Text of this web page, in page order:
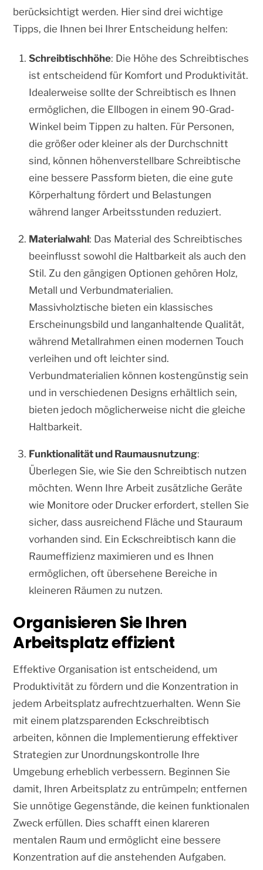
berücksichtigt werden. Hier sind drei wichtige
Tipps, die Ihnen bei Ihrer Entscheidung helfen:
Schreibtischhöhe: Die Höhe des Schreibtisches
ist entscheidend für Komfort und Produktivität.
Idealerweise sollte der Schreibtisch es Ihnen
ermöglichen, die Ellbogen in einem 90-Grad-
Winkel beim Tippen zu halten. Für Personen,
die größer oder kleiner als der Durchschnitt
sind, können höhenverstellbare Schreibtische
eine bessere Passform bieten, die eine gute
Körperhaltung fördert und Belastungen
während langer Arbeitsstunden reduziert.
Materialwahl: Das Material des Schreibtisches
beeinflusst sowohl die Haltbarkeit als auch den
Stil. Zu den gängigen Optionen gehören Holz,
Metall und Verbundmaterialien.
Massivholztische bieten ein klassisches
Erscheinungsbild und langanhaltende Qualität,
während Metallrahmen einen modernen Touch
verleihen und oft leichter sind.
Verbundmaterialien können kostengünstig sein
und in verschiedenen Designs erhältlich sein,
bieten jedoch möglicherweise nicht die gleiche
Haltbarkeit.
Funktionalität und Raumausnutzung:
Überlegen Sie, wie Sie den Schreibtisch nutzen
möchten. Wenn Ihre Arbeit zusätzliche Geräte
wie Monitore oder Drucker erfordert, stellen Sie
sicher, dass ausreichend Fläche und Stauraum
vorhanden sind. Ein Eckschreibtisch kann die
Raumeffizienz maximieren und es Ihnen
ermöglichen, oft übersehene Bereiche in
kleineren Räumen zu nutzen.
Organisieren Sie Ihren
Arbeitsplatz effizient
Effektive Organisation ist entscheidend, um
Produktivität zu fördern und die Konzentration in
jedem Arbeitsplatz aufrechtzuerhalten. Wenn Sie
mit einem platzsparenden Eckschreibtisch
arbeiten, können die Implementierung effektiver
Strategien zur Unordnungskontrolle Ihre
Umgebung erheblich verbessern. Beginnen Sie
damit, Ihren Arbeitsplatz zu entrümpeln; entfernen
Sie unnötige Gegenstände, die keinen funktionalen
Zweck erfüllen. Dies schafft einen klareren
mentalen Raum und ermöglicht eine bessere
Konzentration auf die anstehenden Aufgaben.